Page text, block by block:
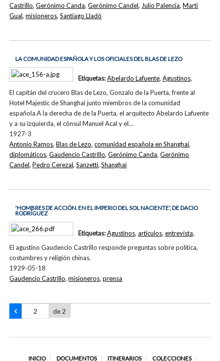
Castrillo,Gerónimo Canda,Gerónimo Candel, Julio Palencia,Martí
Gual,misioneros,Santiago Lladó
LA COMUNIDAD ESPAÑOLA Y LOS OFICIALES DEL BLAS DE LEZO
El capitán del crucero Blas de Lezo, Gonzalo de la Puerta, frente al
Hotel Majestic de Shanghai junto miembros de la comunidad
española.A la derecha de de la Puerta, el arquitecto Abelardo Lafuente
y a su izquierda, el cónsul Manuel Acal y el…
1927-3
Etiquetas:Abelardo Lafuente, Agustinos,
Antonio Ramos,Blas de Lezo,comunidad española en Shanghai,
diplomáticos,Gaudencio Castrillo,Gerónimo Canda,Gerónimo
Candel,Pedro Cerezal,Sanzetti,Shanghai
'HOMBRES DE ACCIÓN. EN EL IMPERIO DEL SOL NACIENTE', DE DACIO
RODRÍGUEZ
El agustino Gaudencio Castrillo responde preguntas sobre política,
costumbres y religión chinas.
1929-05-18
Etiquetas:Agustinos, artículos, entrevista,
Gaudencio Castrillo,misioneros,prensa
de 2
INICIO DOCUMENTOS ITINERARIOS COLECCIONES